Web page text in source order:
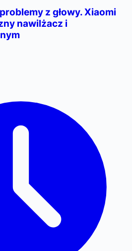
z głowy. Xiaomi
nawilżacz i